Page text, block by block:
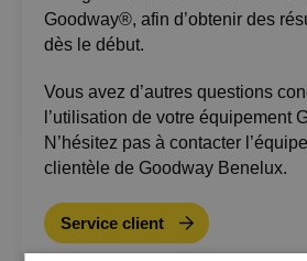
Goodway®, afin d’obtenir des
dès le début.
Vous avez d’autres questions
l’utilisation de votre équipement
N’hésitez pas à contacter
clientèle de Goodway Benelux.
Service client